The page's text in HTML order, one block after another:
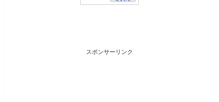
スポンサーリンク